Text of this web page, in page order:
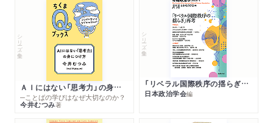
シリーズ・全集
ＡＩにはない「思考力」の身につけ方
─ことばの学びはなぜ大切なのか？
今井むつみ著
シリーズ・全集
「リベラル国際秩序の揺らぎ」再考 年報政治学２０２６‐Ⅰ
日本政治学会編